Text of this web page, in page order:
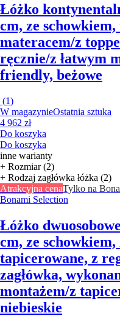
Łóżko
cm, ze
materacem/z
ręcznie/z łatwym
friendly, beżowe
(1)
W magazynieOstatnia sztuka
4 962 zł
Do koszyka
Do koszyka
inne warianty
+ Rozmiar (2)
+ Rodzaj zagłówka łóżka (2)
Atrakcyjna cenaTylko na
Bonami Selection
Łóżko
cm, ze schowkiem,
tapicerowane, z
zagłówka,
montażem/z
niebieskie